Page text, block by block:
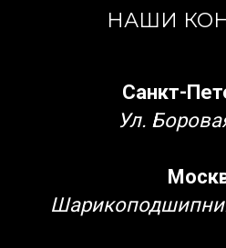
НАШИ
Санкт-
Ул.